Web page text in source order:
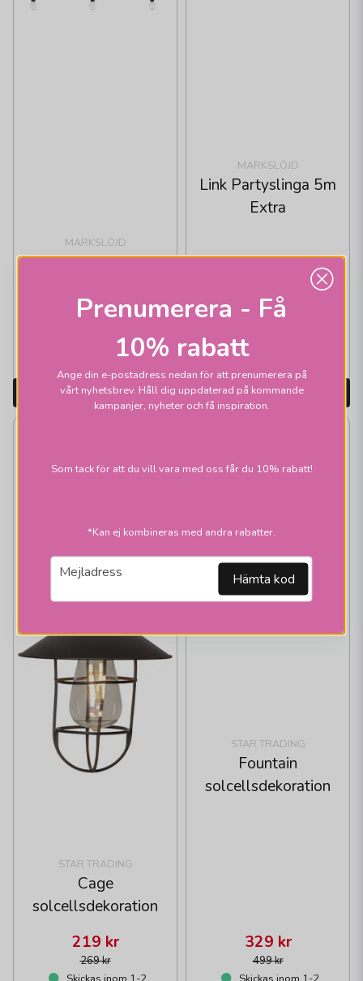
MARKSLÖJD
Link Partyslinga 8m
495 kr
Skickas inom 2-10
LÄGG I VARUKORGEN
MARKSLÖJD
Link Partyslinga 5m
Extra
375 kr
Skickas inom 2-10
vardagar
LÄGG I VARUKORGEN
STAR TRADING
Cage
solcellsdekoration
269 kr
219 kr
STAR TRADING
Fountain
solcellsdekoration
499 kr
329 kr
Prenumerera - Få
10% rabatt
Ange din e-postadress nedan för att prenumerera på
vårt nyhetsbrev. Håll dig uppdaterad på kommande
kampanjer, nyheter och få inspiration.
Som tack för att du vill vara med oss får du 10% rabatt!
*Kan ej kombineras med andra rabatter.
email
Mejladress Hämta kod